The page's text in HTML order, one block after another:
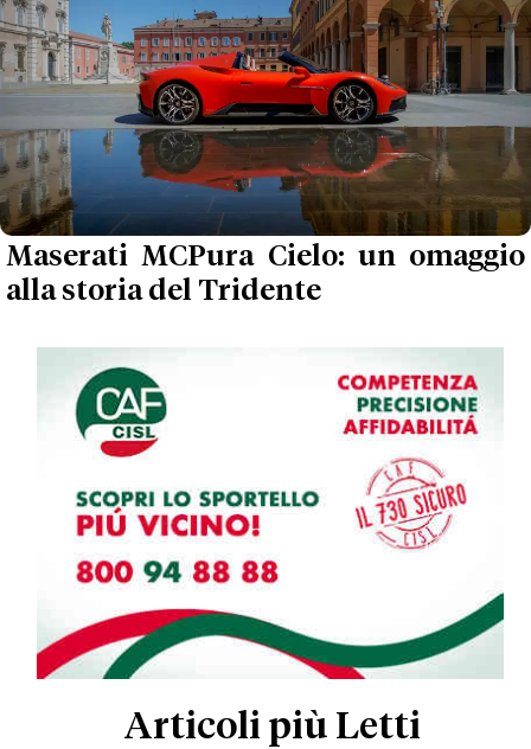
Maserati MCPura Cielo: un omaggio
alla storia del Tridente
Articoli più Letti